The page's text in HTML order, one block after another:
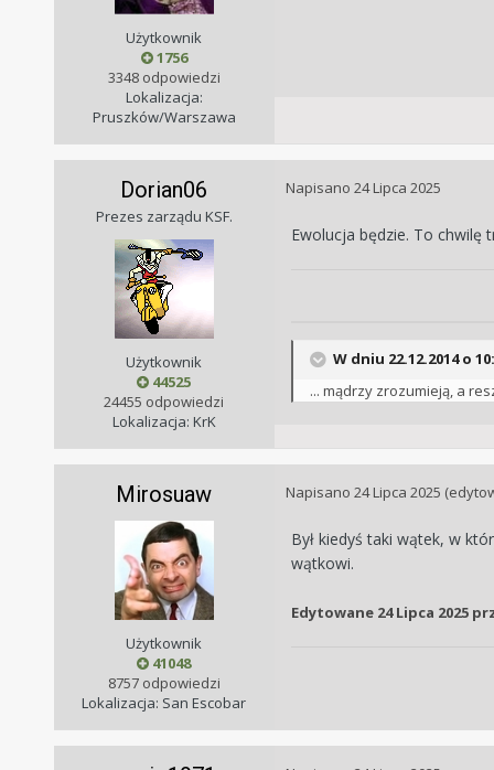
Użytkownik
1756
3348 odpowiedzi
Lokalizacja:
Pruszków/Warszawa
Dorian06
Prezes zarządu KSF.
Użytkownik
44525
24455 odpowiedzi
Lokalizacja: KrK
Napisano 24 Lipca 2025
Ewolucja będzie. To chwilę
W dniu 22.12.2014 o
... mądrzy zrozumieją, a
Mirosuaw
Użytkownik
41048
8757 odpowiedzi
Lokalizacja: San Escobar
Napisano 24 Lipca 2025
Był kiedyś taki wątek, w
wątkowi.
Edytowane 24 Lipca 2025